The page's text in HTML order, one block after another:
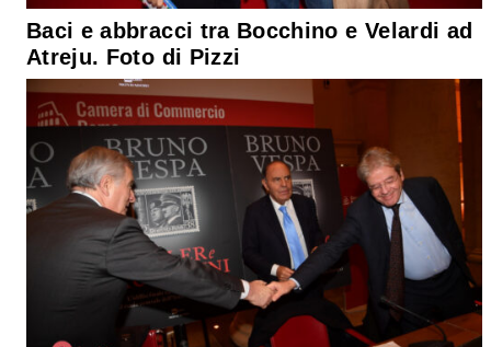
Baci e abbracci tra Bocchino e Velardi ad
Atreju. Foto di Pizzi